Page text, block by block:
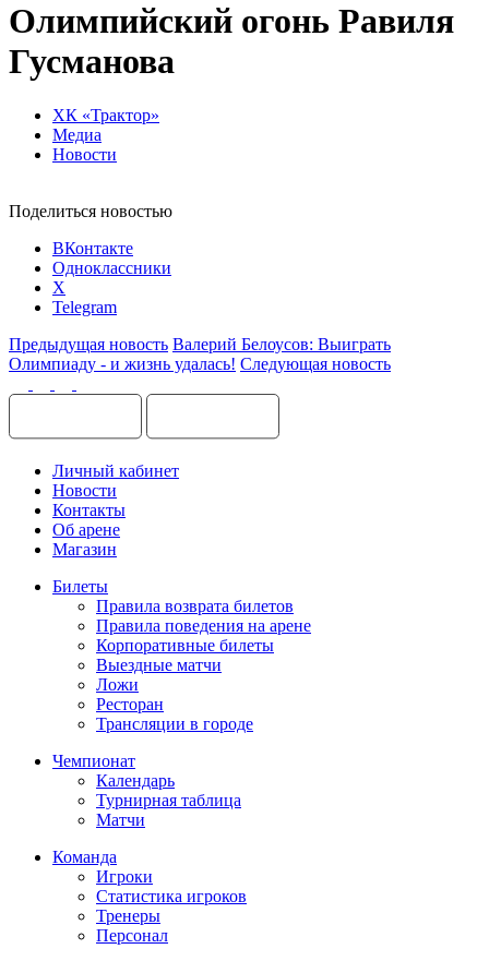
Олимпийский огонь Равиля
Гусманова
ХК «Трактор»
Медиа
Новости
Поделиться новостью
ВКонтакте
Одноклассники
X
Telegram
Предыдущая новость Валерий Белоусов: Выиграть
Олимпиаду - и жизнь удалась! Следующая новость
Личный кабинет
Новости
Контакты
Об арене
Магазин
Билеты
Правила возврата билетов
Правила поведения на арене
Корпоративные билеты
Выездные матчи
Ложи
Ресторан
Трансляции в городе
Чемпионат
Календарь
Турнирная таблица
Матчи
Команда
Игроки
Статистика игроков
Тренеры
Персонал